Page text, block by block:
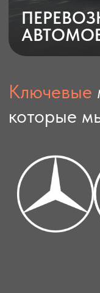
Ремонт любой